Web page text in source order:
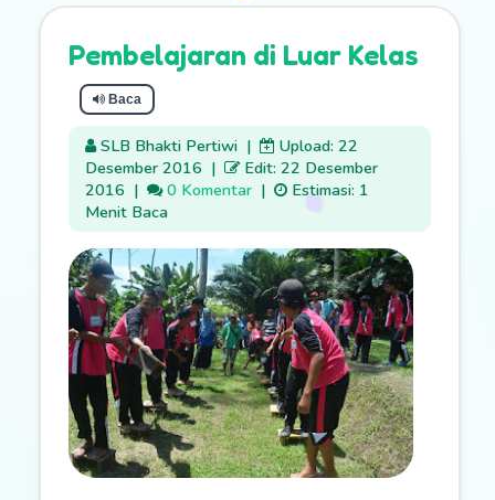
Pembelajaran di Luar Kelas
Baca
SLB Bhakti Pertiwi |
Upload: 22
Desember 2016 |
Edit: 22 Desember
2016 | 0 Komentar |
Estimasi: 1
Menit Baca